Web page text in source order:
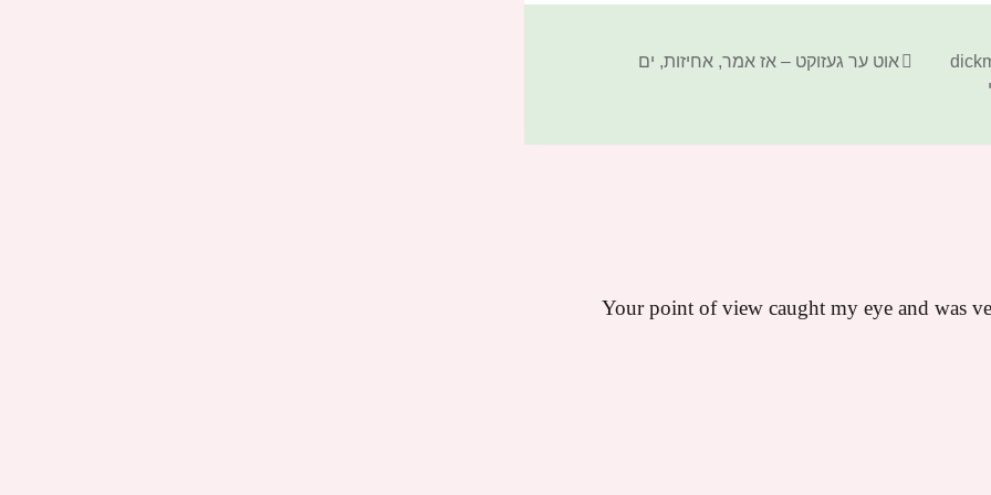
קטגוריות
אוט ער געזוקט – אז אמר,אחיזות, ים
Your point of view caught my eye and was